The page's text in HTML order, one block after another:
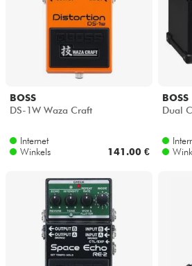
BOSS
DS-1W Waza Craft
Internet
Winkels
141.00 €
BOSS
Dual